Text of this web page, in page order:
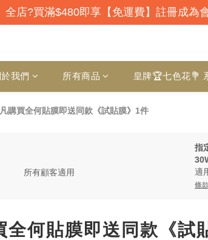
我們 所有商品 皇牌🏆七色花💐
凡購買全何貼膜即送同款《試貼膜》1件
所有顧客適用
指
適
條
全何貼膜即送同款《試
全店?買滿$480即享【免運費】註冊成為